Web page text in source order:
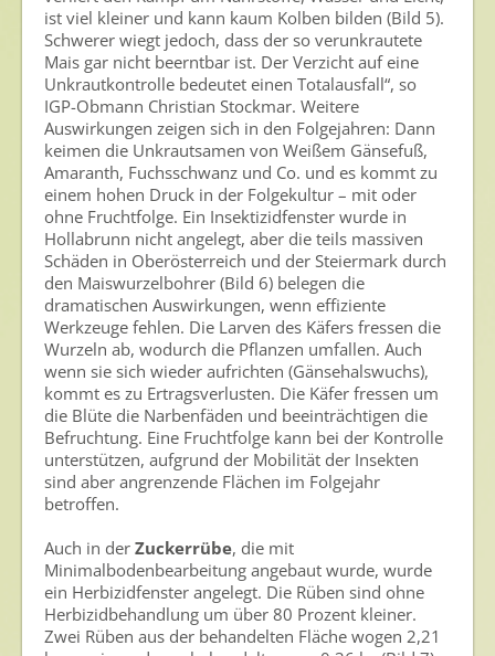
ist viel kleiner und kann kaum Kolben bilden (Bild 5).
Schwerer wiegt jedoch, dass der so verunkrautete
Mais gar nicht beerntbar ist. Der Verzicht auf eine
Unkrautkontrolle bedeutet einen Totalausfall“, so
IGP-Obmann Christian Stockmar. Weitere
Auswirkungen zeigen sich in den Folgejahren: Dann
keimen die Unkrautsamen von Weißem Gänsefuß,
Amaranth, Fuchsschwanz und Co. und es kommt zu
einem hohen Druck in der Folgekultur – mit oder
ohne Fruchtfolge. Ein Insektizidfenster wurde in
Hollabrunn nicht angelegt, aber die teils massiven
Schäden in Oberösterreich und der Steiermark durch
den Maiswurzelbohrer (Bild 6) belegen die
dramatischen Auswirkungen, wenn effiziente
Werkzeuge fehlen. Die Larven des Käfers fressen die
Wurzeln ab, wodurch die Pflanzen umfallen. Auch
wenn sie sich wieder aufrichten (Gänsehalswuchs),
kommt es zu Ertragsverlusten. Die Käfer fressen um
die Blüte die Narbenfäden und beeinträchtigen die
Befruchtung. Eine Fruchtfolge kann bei der Kontrolle
unterstützen, aufgrund der Mobilität der Insekten
sind aber angrenzende Flächen im Folgejahr
betroffen.
Auch in der Zuckerrübe, die mit
Minimalbodenbearbeitung angebaut wurde, wurde
ein Herbizidfenster angelegt. Die Rüben sind ohne
Herbizidbehandlung um über 80 Prozent kleiner.
Zwei Rüben aus der behandelten Fläche wogen 2,21